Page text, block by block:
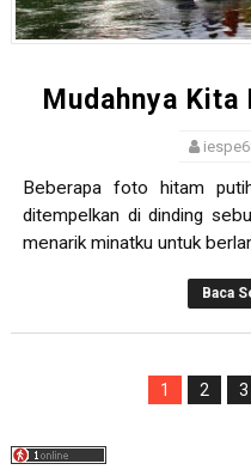
Mudahnya
Beberapa foto hitam
ditempelkan di dinding
menarik minatku untuk
Baca
1 2 3